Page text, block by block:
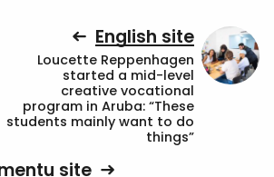
English site
Loucette Reppenhagen
started a mid-level
creative vocational
program in Aruba: “These
students mainly want to do
things”
site